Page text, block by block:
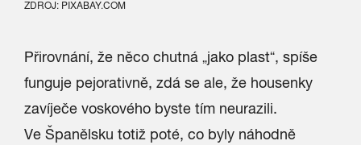
ZDROJ: PIXABAY.COM
Přirovnání, že něco chutná „jako plast“, spíše
funguje pejorativně, zdá se ale, že housenky
zavíječe voskového byste tím neurazili.
Ve Španělsku totiž poté, co byly náhodně